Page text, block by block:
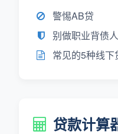
警惕AB贷
别做职业背债人
常见的5种线
贷款计算